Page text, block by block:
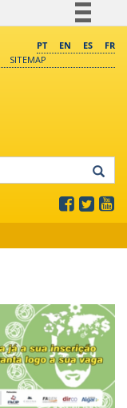
BR
Canais
PT EN ES
FR
SITEMAP